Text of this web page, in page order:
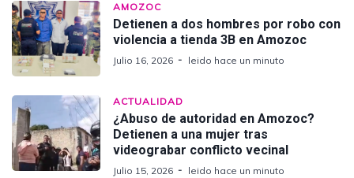
AMOZOC
Detienen a dos hombres por robo con
violencia a tienda 3B en Amozoc
Julio 16, 2026 leido hace un minuto
ACTUALIDAD
¿Abuso de autoridad en Amozoc?
Detienen a una mujer tras
videograbar conflicto vecinal
Julio 15, 2026 leido hace un minuto